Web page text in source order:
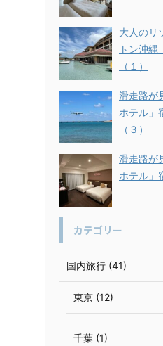
大人のリ
トン沖縄
（１）
滑走路が
ホテル」
（３）
滑走路が
ホテル」
カテゴリー
国内旅行 (41)
東京 (12)
千葉 (1)